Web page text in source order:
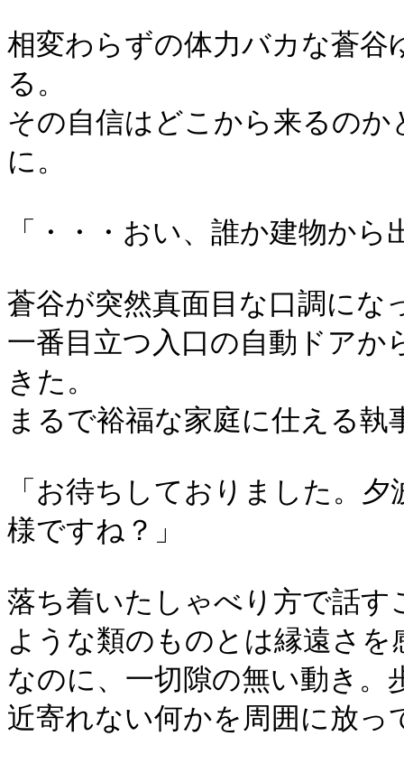
相変わらずの体力バカな蒼
る。
その自信はどこから来るの
に。
「・・・おい、誰か建物から
蒼谷が突然真面目な口調にな
一番目立つ入口の自動ドアか
きた。
まるで裕福な家庭に仕える執
「お待ちしておりました。
様ですね？」
落ち着いたしゃべり方で話
ような類のものとは縁遠さを
なのに、一切隙の無い動き
近寄れない何かを周囲に放っ